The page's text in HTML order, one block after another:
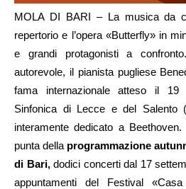
MOLA DI BARI – La musica da
repertorio e l’opera «Butterfly» in
e grandi protagonisti a
autorevole, il pianista pugliese
fama internazionale atteso il 19
Sinfonica di Lecce e del Salento
interamente dedicato a
punta della programmazione
di Bari,dodici concerti dal 17
appuntamenti del Festival